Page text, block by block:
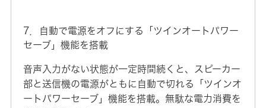
7．自動で電源をオフにする「ツインオートパワー
セーブ」機能を搭載
音声入力がない状態が一定時間続くと、スピーカー
部と送信機の電源がともに自動で切れる「ツインオ
ートパワーセーブ」機能を搭載。無駄な電力消費を